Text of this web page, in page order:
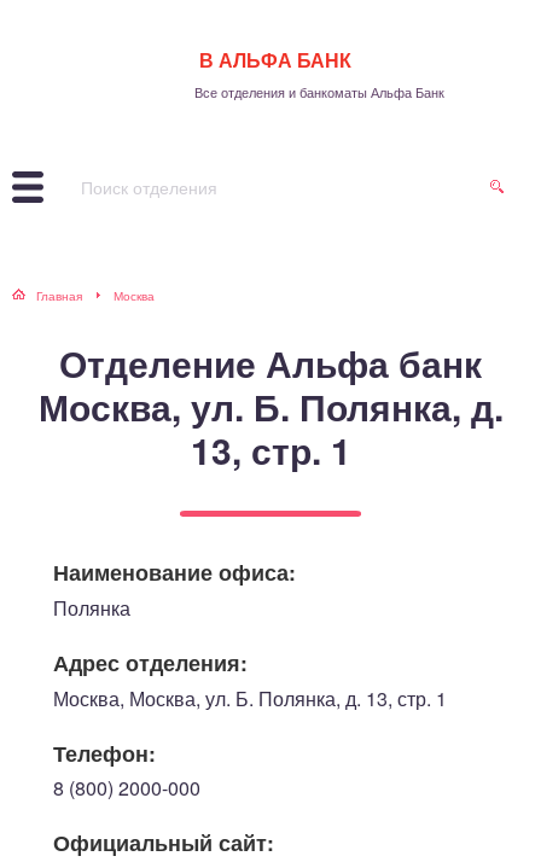
В АЛЬФА БАНК
Все отделения и банкоматы Альфа Банк
Главная Москва
Отделение Альфа банк
Москва, ул. Б. Полянка, д.
13, стр. 1
Наименование офиса:
Полянка
Адрес отделения:
Москва, Москва, ул. Б. Полянка, д. 13, стр. 1
Телефон:
8 (800) 2000-000
Официальный сайт: